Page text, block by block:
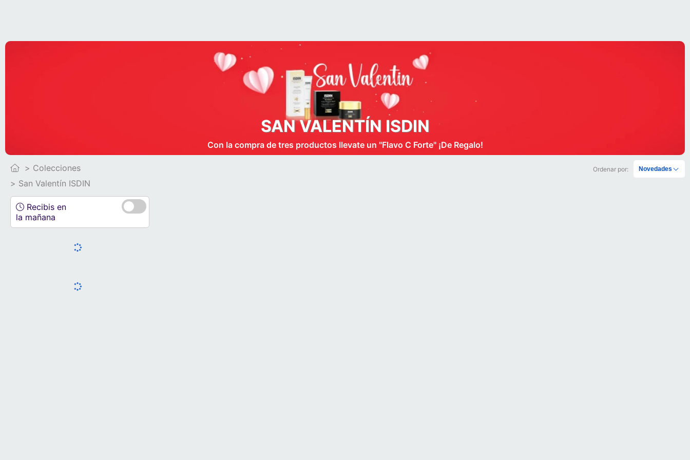
SAN VALENTÍN ISDIN
Con la compra de tres productos llevate un "Flavo C Forte" ¡De Regalo!
Colecciones
San Valentín ISDIN
Recibis en
la mañana
Ordenar por: Novedades